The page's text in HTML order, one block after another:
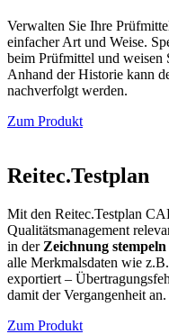
Verwalten Sie Ihre
einfacher Art und Weise.
beim Prüfmittel und
Anhand der Historie kann
nachverfolgt werden.
Zum Produkt
Reitec.Testplan
Mit den Reitec.Testplan
Qualitätsmanagement
in der Zeichnung stempeln
alle Merkmalsdaten wie
exportiert –
damit der Vergangenheit an.
Zum Produkt